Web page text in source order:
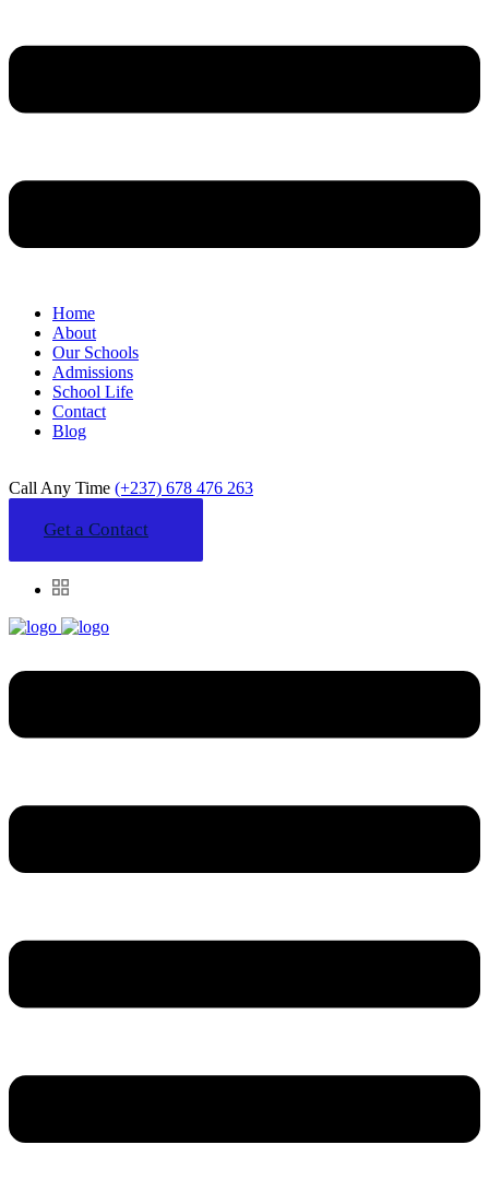
Home
About
Our Schools
Admissions
School Life
Contact
Blog
Call Any Time (+237) 678 476 263
Get a Contact